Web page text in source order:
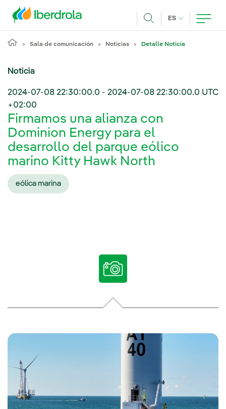
ES IDIOMA
Sala de comunicación Noticias Detalle Noticia
Noticia
2024-07-08 22:30:00.0 - 2024-07-08 22:30:00.0 UTC
+02:00
Firmamos una alianza con
Dominion Energy para el
desarrollo del parque eólico
marino Kitty Hawk North
eólica marina